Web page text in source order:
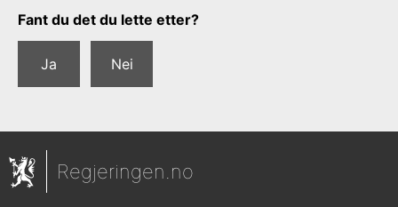
Tilbakemeldingsskjema
Fant du det du lette etter?
Ja Nei
Regjeringen.no